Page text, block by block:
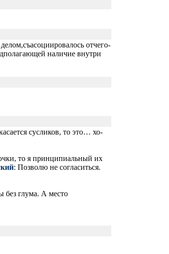
отчего-
наличие внутри
сусликов, то это… хо-
то я принципиальный их
: Позволю не согласиться.
без глума. А место